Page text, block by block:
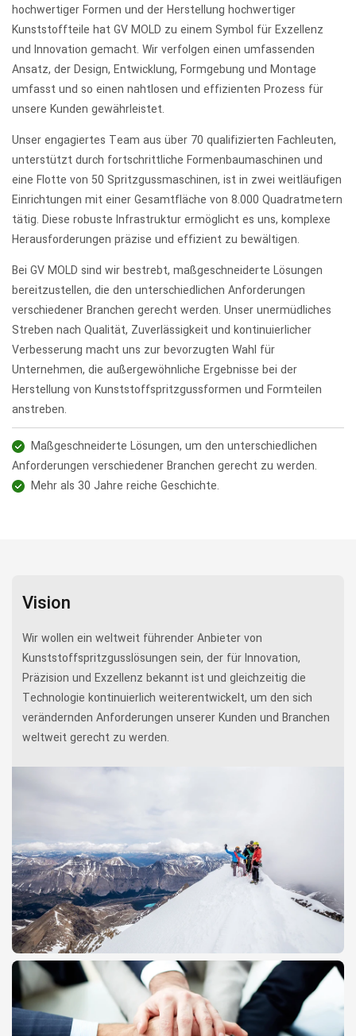
hochwertiger Formen und der Herstellung hochwertiger
Kunststoffteile hat GV MOLD zu einem Symbol für Exzellenz
und Innovation gemacht. Wir verfolgen einen umfassenden
Ansatz, der Design, Entwicklung, Formgebung und Montage
umfasst und so einen nahtlosen und effizienten Prozess für
unsere Kunden gewährleistet.
Unser engagiertes Team aus über 70 qualifizierten Fachleuten,
unterstützt durch fortschrittliche Formenbaumaschinen und
eine Flotte von 50 Spritzgussmaschinen, ist in zwei weitläufigen
Einrichtungen mit einer Gesamtfläche von 8.000 Quadratmetern
tätig. Diese robuste Infrastruktur ermöglicht es uns, komplexe
Herausforderungen präzise und effizient zu bewältigen.
Bei GV MOLD sind wir bestrebt, maßgeschneiderte Lösungen
bereitzustellen, die den unterschiedlichen Anforderungen
verschiedener Branchen gerecht werden. Unser unermüdliches
Streben nach Qualität, Zuverlässigkeit und kontinuierlicher
Verbesserung macht uns zur bevorzugten Wahl für
Unternehmen, die außergewöhnliche Ergebnisse bei der
Herstellung von Kunststoffspritzgussformen und Formteilen
anstreben.
Maßgeschneiderte Lösungen, um den unterschiedlichen
Anforderungen verschiedener Branchen gerecht zu werden.
Mehr als 30 Jahre reiche Geschichte.
Vision
Wir wollen ein weltweit führender Anbieter von
Kunststoffspritzgusslösungen sein, der für Innovation,
Präzision und Exzellenz bekannt ist und gleichzeitig die
Technologie kontinuierlich weiterentwickelt, um den sich
verändernden Anforderungen unserer Kunden und Branchen
weltweit gerecht zu werden.